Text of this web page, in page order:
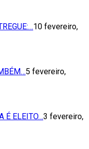
10 fevereiro,
5 fevereiro,
É ELEITO…3 fevereiro,